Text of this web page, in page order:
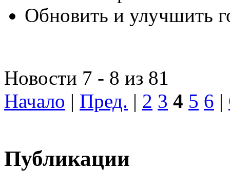
Обновить и улучшить
Новости 7 - 8 из 81
Начало | Пред. | 2 3 4 5 6 |
Публикации